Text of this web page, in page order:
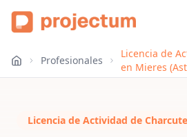
Profesionales
Licencia de
en Mieres
Licencia de Actividad de